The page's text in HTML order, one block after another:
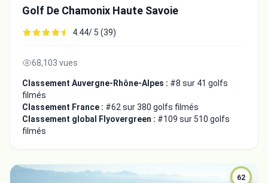
Golf De Chamonix Haute Savoie
4.44/ 5 (39)
68,103 vues
Classement Auvergne-Rhône-Alpes : #8 sur 41 golfs
filmés
Classement France : #62 sur 380 golfs filmés
Classement global Flyovergreen : #109 sur 510 golfs
filmés
62